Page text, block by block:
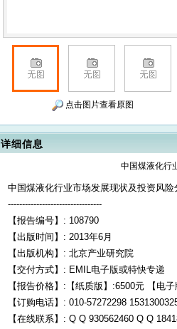
点击图片查看原图
详细信息
中国煤液化行
中国煤液化行业市场发展现状及投资风
---------------------------------
【报告编号】: 108790
【出版时间】: 2013年6月
【出版机构】: 北京产业研究院
【交付方式】: EMIL电子版或特快专递
【报告价格】:【纸质版】:6500元 【电
【订购电话】: 010-57272298
【在线联系】: Q Q 930562460 Q Q